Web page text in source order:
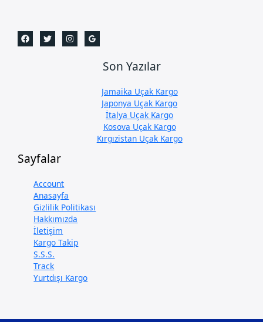
Son Yazılar
Jamaika Uçak Kargo
Japonya Uçak Kargo
İtalya Uçak Kargo
Kosova Uçak Kargo
Kırgızistan Uçak Kargo
Sayfalar
Account
Anasayfa
Gizlilik Politikası
Hakkımızda
İletişim
Kargo Takip
S.S.S.
Track
Yurtdışı Kargo